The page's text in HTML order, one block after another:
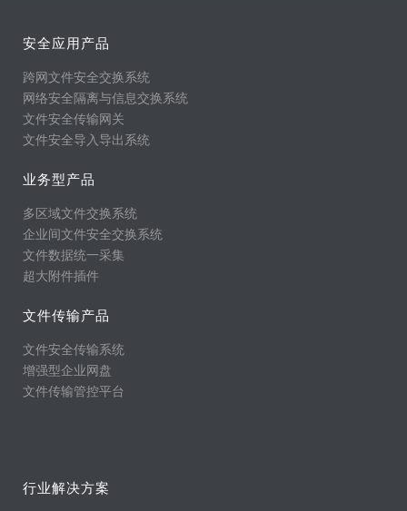
安全应用产品
跨网文件安全交换系统
网络安全隔离与信息交换系统
文件安全传输网关
文件安全导入导出系统
业务型产品
多区域文件交换系统
企业间文件安全交换系统
文件数据统一采集
超大附件插件
文件传输产品
文件安全传输系统
增强型企业网盘
文件传输管控平台
行业解决方案